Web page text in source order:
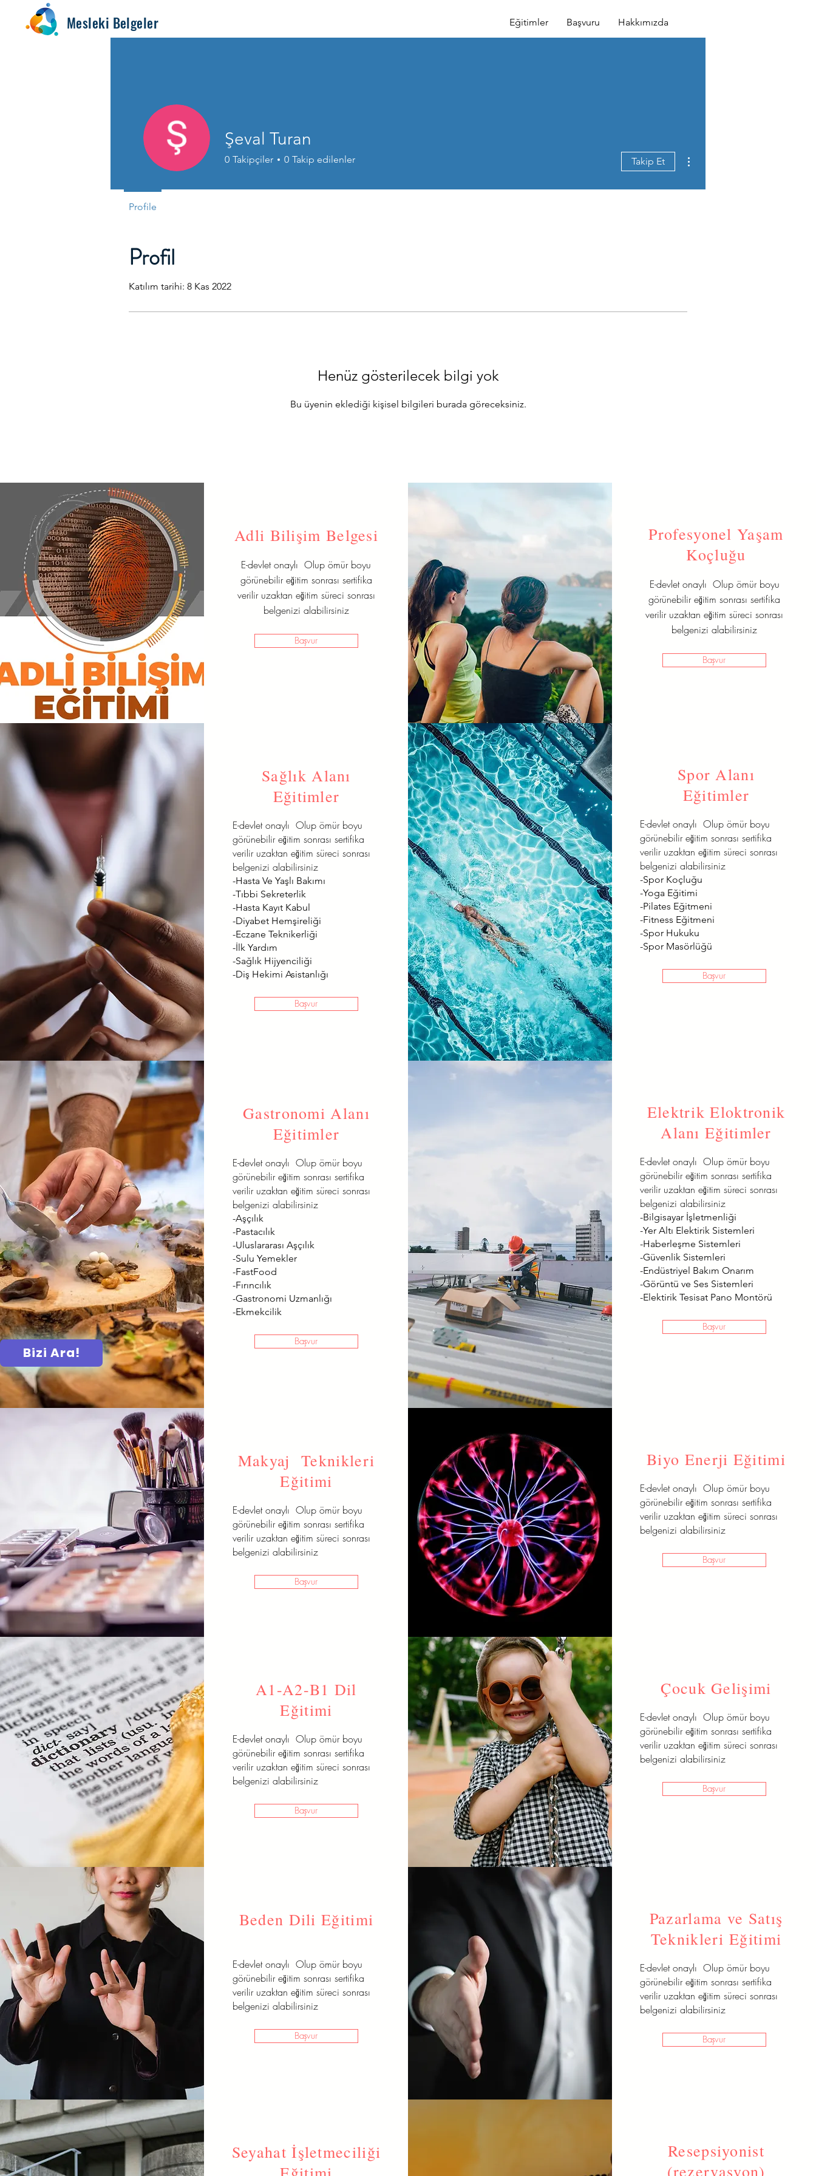
Mesleki Belgeler Eğitimler Başvuru Hakkımızda
Bizi Ara!
Profil
Katılım tarihi: 8 Kas 2022
Henüz gösterilecek bilgi yok
Bu üyenin eklediği kişisel bilgileri burada göreceksiniz.
Şeval Turan
0 Takipçiler 0 Takip edilenler Takip Et
Profile
Adli Bilişim Belgesi
E-devlet onaylı Olup ömür boyu
görünebilir eğitim sonrası sertifika
verilir uzaktan eğitim süreci sonrası
belgenizi alabilirsiniz
Başvur
Profesyonel Yaşam
Koçluğu
E-devlet onaylı Olup ömür boyu
görünebilir eğitim sonrası sertifika
verilir uzaktan eğitim süreci sonrası
belgenizi alabilirsiniz
Başvur
Sağlık Alanı
Eğitimler
E-devlet onaylı Olup ömür boyu
görünebilir eğitim sonrası sertifika
verilir uzaktan eğitim süreci sonrası
belgenizi alabilirsiniz
-Hasta Ve Yaşlı Bakımı
-Tıbbi Sekreterlik
-Hasta Kayıt Kabul
-Diyabet Hemşireliği
-Eczane Teknikerliği
-İlk Yardım
-Sağlık Hijyenciliği
-Diş Hekimi Asistanlığı
Başvur
Spor Alanı
Eğitimler
E-devlet onaylı Olup ömür boyu
görünebilir eğitim sonrası sertifika
verilir uzaktan eğitim süreci sonrası
belgenizi alabilirsiniz
-Spor Koçluğu
-Yoga Eğitimi
-Pilates Eğitmeni
-Fitness Eğitmeni
-Spor Hukuku
-Spor Masörlüğü
Başvur
Gastronomi Alanı
Eğitimler
E-devlet onaylı Olup ömür boyu
görünebilir eğitim sonrası sertifika
verilir uzaktan eğitim süreci sonrası
belgenizi alabilirsiniz
-Aşçılık
-Pastacılık
-Uluslararası Aşçılık
-Sulu Yemekler
-FastFood
-Fırıncılık
-Gastronomi Uzmanlığı
-Ekmekcilik
Başvur
Elektrik Eloktronik
Alanı Eğitimler
E-devlet onaylı Olup ömür boyu
görünebilir eğitim sonrası sertifika
verilir uzaktan eğitim süreci sonrası
belgenizi alabilirsiniz
-Bilgisayar İşletmenliği
-Yer Altı Elektirik Sistemleri
-Haberleşme Sistemleri
-Güvenlik Sistemleri
-Endüstriyel Bakım Onarım
-Görüntü ve Ses Sistemleri
-Elektirik Tesisat Pano Montörü
Başvur
Makyaj Teknikleri
Eğitimi
E-devlet onaylı Olup ömür boyu
görünebilir eğitim sonrası sertifika
verilir uzaktan eğitim süreci sonrası
belgenizi alabilirsiniz
Başvur
Biyo Enerji Eğitimi
E-devlet onaylı Olup ömür boyu
görünebilir eğitim sonrası sertifika
verilir uzaktan eğitim süreci sonrası
belgenizi alabilirsiniz
Başvur
A1-A2-B1 Dil
Eğitimi
E-devlet onaylı Olup ömür boyu
görünebilir eğitim sonrası sertifika
verilir uzaktan eğitim süreci sonrası
belgenizi alabilirsiniz
Başvur
Çocuk Gelişimi
E-devlet onaylı Olup ömür boyu
görünebilir eğitim sonrası sertifika
verilir uzaktan eğitim süreci sonrası
belgenizi alabilirsiniz
Başvur
Beden Dili Eğitimi
E-devlet onaylı Olup ömür boyu
görünebilir eğitim sonrası sertifika
verilir uzaktan eğitim süreci sonrası
belgenizi alabilirsiniz
Başvur
Pazarlama ve Satış
Teknikleri Eğitimi
E-devlet onaylı Olup ömür boyu
görünebilir eğitim sonrası sertifika
verilir uzaktan eğitim süreci sonrası
belgenizi alabilirsiniz
Başvur
Seyahat İşletmeciliği
Resepsiyonist
(rezervasyon)